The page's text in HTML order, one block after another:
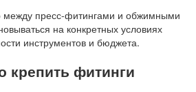
между пресс-фитингами и обжимными
на конкретных условиях
инструментов и бюджета.
крепить фитинги